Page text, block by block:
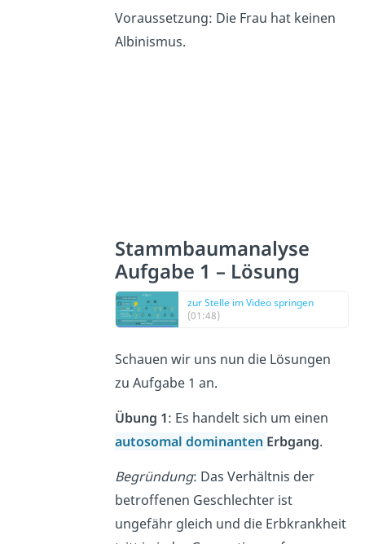
Voraussetzung: Die Frau hat keinen
Albinismus.
Stammbaumanalyse
Aufgabe 1 – Lösung
zur Stelle im Video springen
(01:48)
Schauen wir uns nun die Lösungen
zu Aufgabe 1 an.
Übung 1: Es handelt sich um einen
autosomal dominanten Erbgang.
Begründung: Das Verhältnis der
betroffenen Geschlechter ist
ungefähr gleich und die Erbkrankheit